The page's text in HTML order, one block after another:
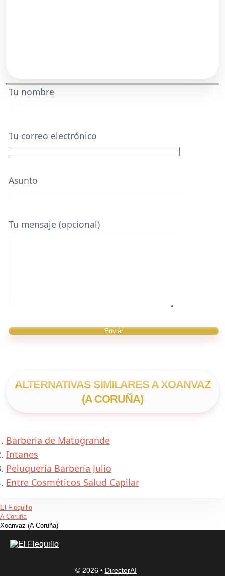
Tu nombre
Tu correo electrónico
Asunto
Tu mensaje (opcional)
ALTERNATIVAS SIMILARES A XOANVAZ
(A CORUÑA)
Barberia de Matogrande
Intanes
Peluquería Barbería Julio
Entre Cosméticos Salud Capilar
El Flequillo
A Coruña
Xoanvaz (A Coruña)
© 2026 • DirectorAI